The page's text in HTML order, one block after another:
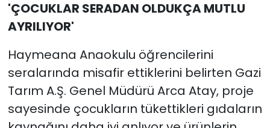
'ÇOCUKLAR SERADAN OLDUKÇA MUTLU
AYRILIYOR'
Haymeana Anaokulu öğrencilerini
seralarında misafir ettiklerini belirten Gazi
Tarım A.Ş. Genel Müdürü Arca Atay, proje
sayesinde çocukların tükettikleri gıdaların